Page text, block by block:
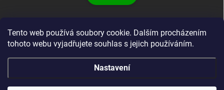
Tento web používá soubory cookie. Dalším procházením
tohoto webu vyjadřujete souhlas s jejich používáním.
Nastavení